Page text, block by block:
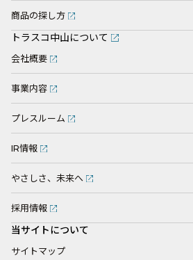
商品の探し方
トラスコ中山について
会社概要
事業内容
プレスルーム
IR情報
やさしさ、未来へ
採用情報
当サイトについて
サイトマップ